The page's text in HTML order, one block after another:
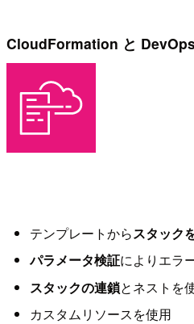
CloudFormation と DevOps
テンプレートからスタック
パラメータ検証によりエラ
スタックの連鎖とネストを
カスタムリソースを使用